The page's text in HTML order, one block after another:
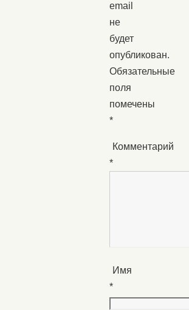
email
не
будет
опубликован.
Обязательные
поля
помечены
*
Комментарий
*
Имя
*